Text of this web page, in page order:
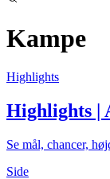
Kampe
Highlights
Highlights |
Se mål, chancer,
Side